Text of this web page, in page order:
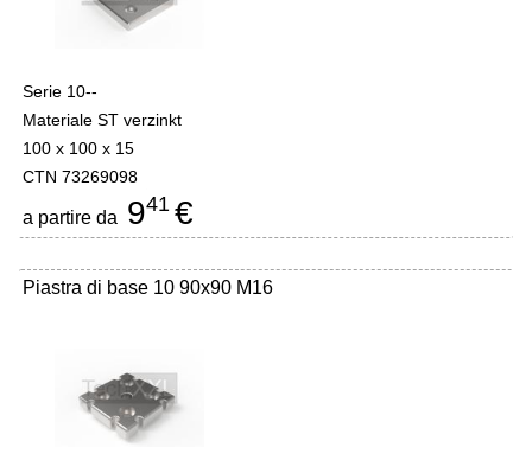
Serie 10--
Materiale ST verzinkt
100 x 100 x 15
CTN 73269098
a partire da 941 €
Piastra di base 10 90x90 M16